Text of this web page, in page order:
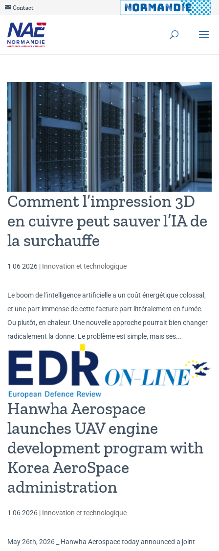
Contact
Comment l’impression 3D
en cuivre peut sauver l’IA de
la surchauffe
1 06 2026 | Innovation et technologique
Le boom de l’intelligence artificielle a un coût énergétique colossal,
et une part immense de cette facture part littéralement en fumée.
Ou plutôt, en chaleur. Une nouvelle approche pourrait bien changer
radicalement la donne. Le problème est simple, mais ses...
Hanwha Aerospace
launches UAV engine
development program with
Korea AeroSpace
administration
1 06 2026 | Innovation et technologique
May 26th, 2026 _ Hanwha Aerospace today announced a joint